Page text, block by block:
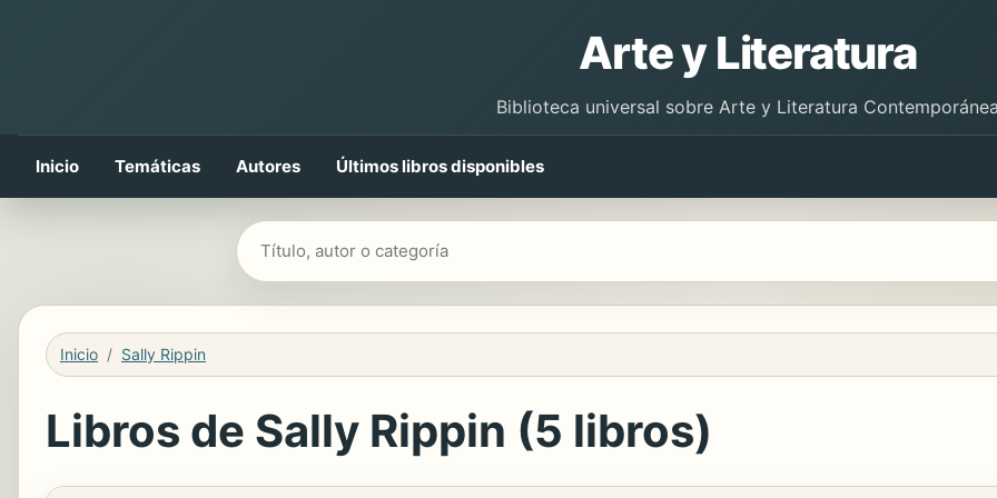
Arte y Literatura
Biblioteca universal sobre Arte y Literatura
Inicio Temáticas Autores Últimos libros disponibles
Buscar libros
Inicio Sally Rippin
Libros de Sally Rippin (5 libros)